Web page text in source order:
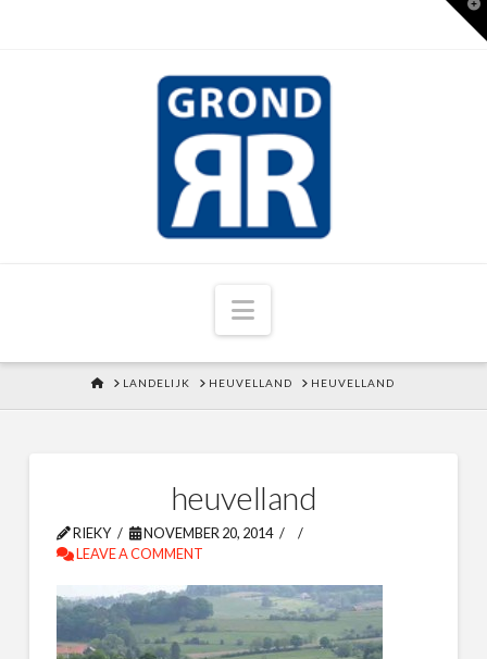
Navigation
HOMELANDELIJK HEUVELLAND HEUVELLAND
heuvelland
RIEKY
NOVEMBER 20, 2014
LEAVE A COMMENT